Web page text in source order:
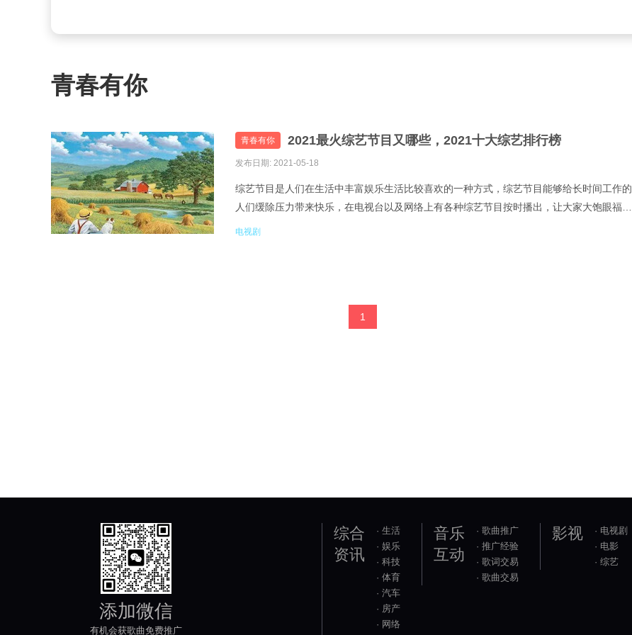
青春有你
青春有你 2021最火综艺节目又哪些，2021十大综艺排行榜
发布日期: 2021-05-18
综艺节目是人们在生活中丰富娱乐生活比较喜欢的一种方式，综艺节目能够给长时间工作的
人们缓除压力带来快乐，在电视台以及网络上有各种综艺节目按时播出，让大家大饱眼福以
及带来喜悦，想知道2021最火综艺节目又哪些，2021十大综艺排行榜跟着小编来瞧
电视剧
1
添加微信
有机会获歌曲免费推广
影视
· 电视剧
· 电影
· 综艺
音乐
互动
· 歌曲推广
· 推广经验
· 歌词交易
· 歌曲交易
综合
资讯
· 生活
· 娱乐
· 科技
· 体育
· 汽车
· 房产
· 网络